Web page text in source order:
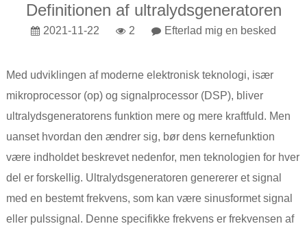
Definitionen af ​​ultralydsgeneratoren
2021-11-22 2 Efterlad mig en besked
Med udviklingen af ​​moderne elektronisk teknologi, især
mikroprocessor (op) og signalprocessor (DSP), bliver
ultralydsgeneratorens funktion mere og mere kraftfuld. Men
uanset hvordan den ændrer sig, bør dens kernefunktion
være indholdet beskrevet nedenfor, men teknologien for hver
del er forskellig. Ultralydsgeneratoren genererer et signal
med en bestemt frekvens, som kan være sinusformet signal
eller pulssignal. Denne specifikke frekvens er frekvensen af ​​